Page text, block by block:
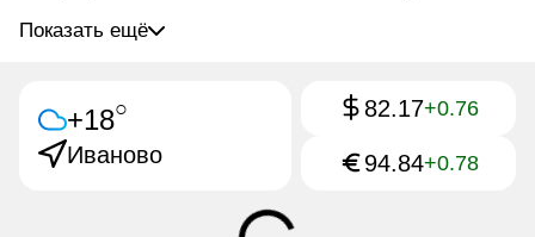
Показать ещё
+18○
Иваново
82.17+0.76
94.84+0.78